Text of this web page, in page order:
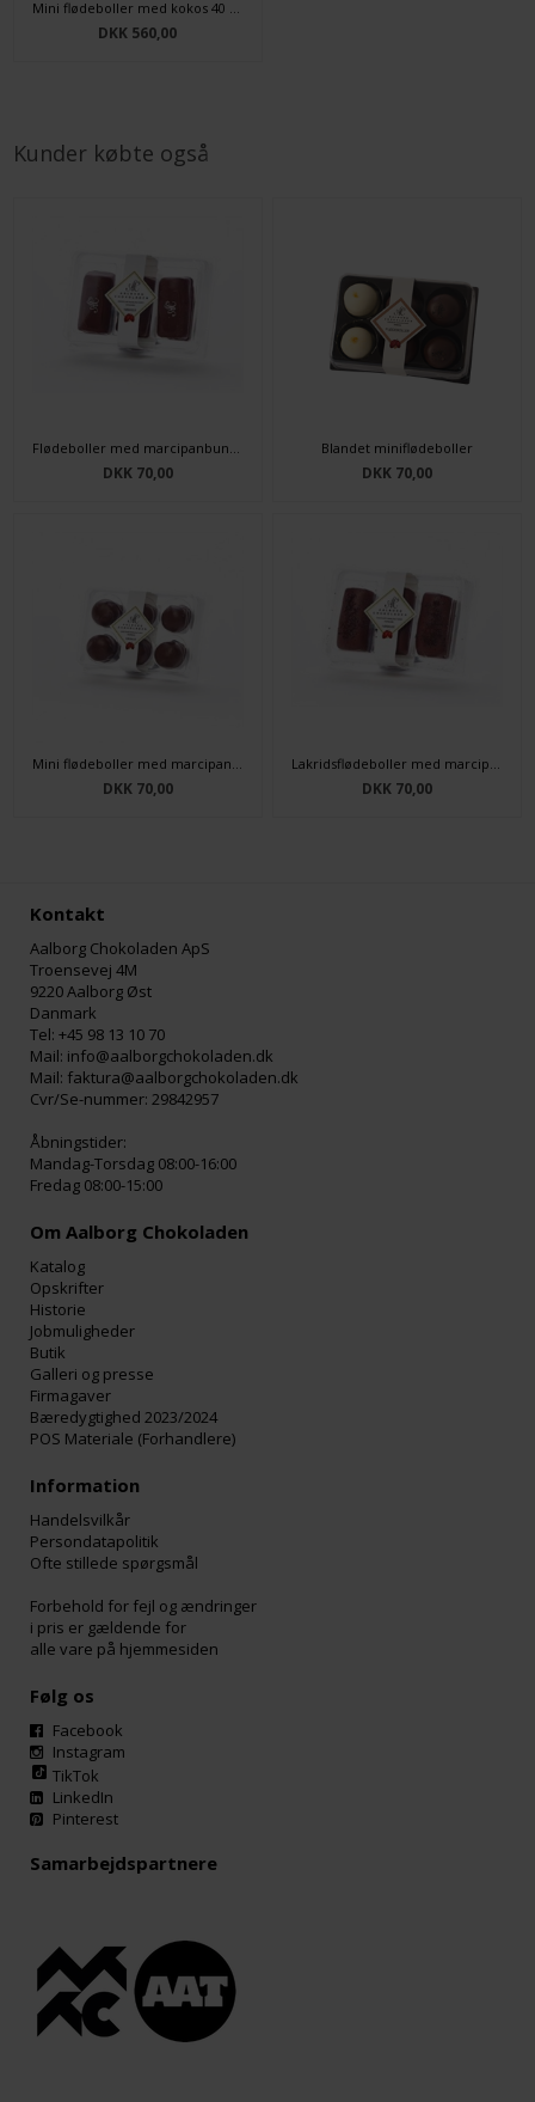
DKK 560,00
Kunder købte også
DKK 70,00
Blandet miniflødeboller
DKK 70,00
DKK 70,00 DKK 70,00
Kontakt
Aalborg Chokoladen ApS
Troensevej 4M
9220 Aalborg Øst
Danmark
Tel: +45 98 13 10 70
Mail: info@aalborgchokoladen.dk
Mail: faktura@aalborgchokoladen.dk
Cvr/Se-nummer: 29842957
Åbningstider:
Mandag-Torsdag 08:00-16:00
Fredag 08:00-15:00
Om Aalborg Chokoladen
Katalog
Opskrifter
Historie
Jobmuligheder
Butik
Galleri og presse
Firmagaver
Bæredygtighed 2023/2024
POS Materiale (Forhandlere)
Information
Handelsvilkår
Persondatapolitik
Ofte stillede spørgsmål
Forbehold for fejl og ændringer
i pris er gældende for
alle vare på hjemmesiden
Følg os
Facebook
Instagram
TikTok
LinkedIn
Pinterest
Samarbejdspartnere